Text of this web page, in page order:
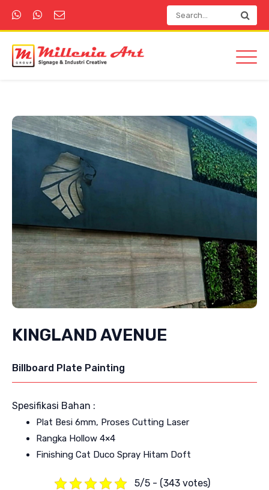
KINGLAND AVENUE
Billboard Plate Painting
Spesifikasi Bahan :
Plat Besi 6mm, Proses Cutting Laser
Rangka Hollow 4×4
Finishing Cat Duco Spray Hitam Doft
5/5 - (343 votes)